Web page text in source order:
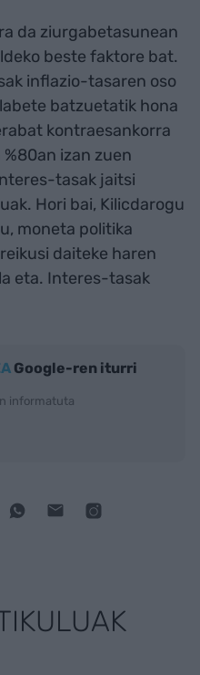
da ziurgabetasunean
beste faktore bat.
inflazio-tasaren oso
batzuetatik hona
kontraesankorra
izan zuen
tasak jaitsi
Hori bai, Kilicdarogu
moneta politika
daiteke haren
eta. Interes-tasak
Google-ren iturri
informatuta